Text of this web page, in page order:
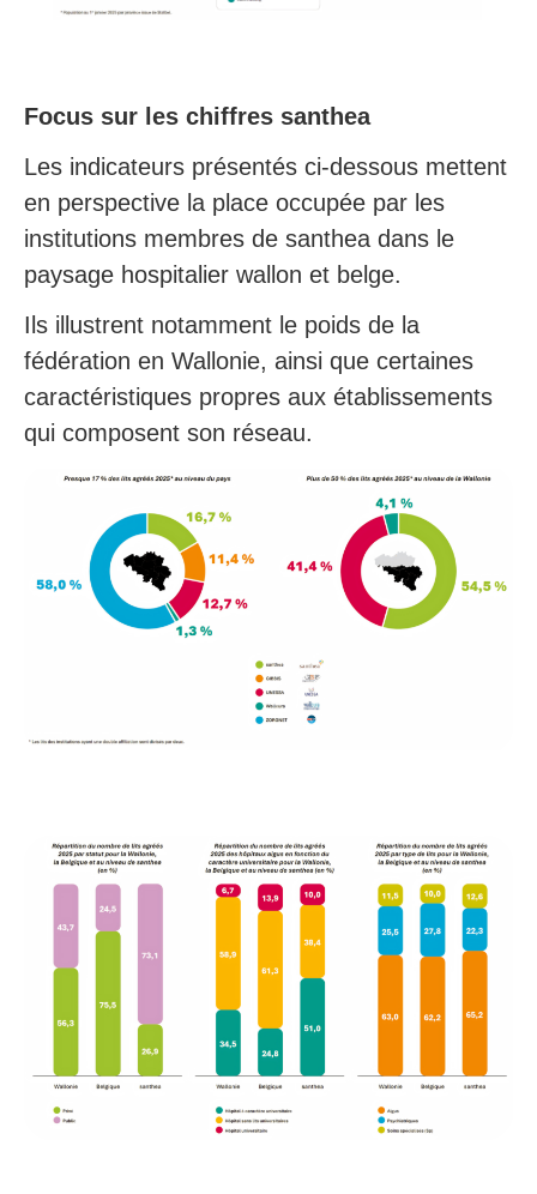
Focus sur les chiffres santhea
Les indicateurs présentés ci-dessous mettent
en perspective la place occupée par les
institutions membres de santhea dans le
paysage hospitalier wallon et belge.
Ils illustrent notamment le poids de la
fédération en Wallonie, ainsi que certaines
caractéristiques propres aux établissements
qui composent son réseau.